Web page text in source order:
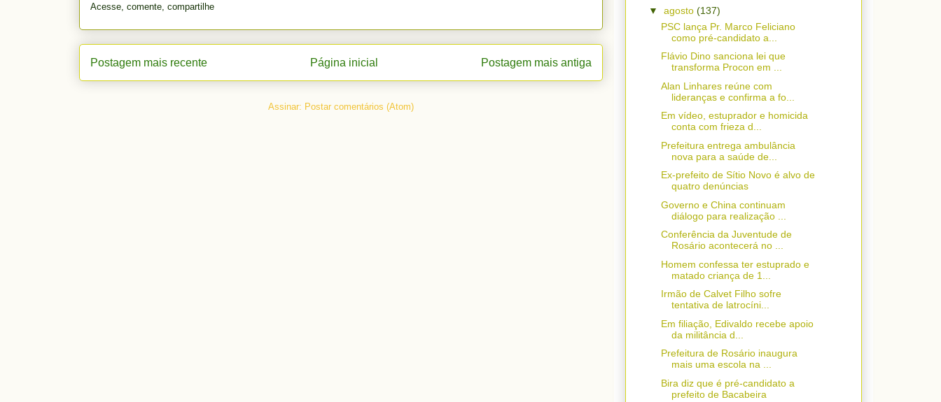
Acesse, comente, compartilhe
Postagem mais recente Postagem mais antiga
Página inicial
Assinar: Postar comentários (Atom)
▼ agosto (137)
PSC lança Pr. Marco Feliciano
como pré-candidato a...
Flávio Dino sanciona lei que
transforma Procon em ...
Alan Linhares reúne com
lideranças e confirma a fo...
Em vídeo, estuprador e homicida
conta com frieza d...
Prefeitura entrega ambulância
nova para a saúde de...
Ex-prefeito de Sítio Novo é alvo de
quatro denúncias
Governo e China continuam
diálogo para realização ...
Conferência da Juventude de
Rosário acontecerá no ...
Homem confessa ter estuprado e
matado criança de 1...
Irmão de Calvet Filho sofre
tentativa de latrocíni...
Em filiação, Edivaldo recebe apoio
da militância d...
Prefeitura de Rosário inaugura
mais uma escola na ...
Bira diz que é pré-candidato a
prefeito de Bacabeira